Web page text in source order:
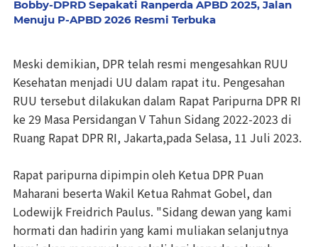
Bobby-DPRD Sepakati Ranperda APBD 2025, Jalan
Menuju P-APBD 2026 Resmi Terbuka
Meski demikian, DPR telah resmi mengesahkan RUU
Kesehatan menjadi UU dalam rapat itu. Pengesahan
RUU tersebut dilakukan dalam Rapat Paripurna DPR RI
ke 29 Masa Persidangan V Tahun Sidang 2022-2023 di
Ruang Rapat DPR RI, Jakarta,pada Selasa, 11 Juli 2023.
Rapat paripurna dipimpin oleh Ketua DPR Puan
Maharani beserta Wakil Ketua Rahmat Gobel, dan
Lodewijk Freidrich Paulus. "Sidang dewan yang kami
hormati dan hadirin yang kami muliakan selanjutnya